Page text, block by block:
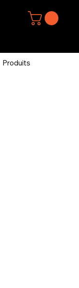
Produits